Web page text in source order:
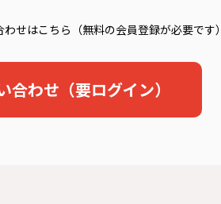
せはこちら（無料の会員登録が必要です
合わせ（要ログイン）